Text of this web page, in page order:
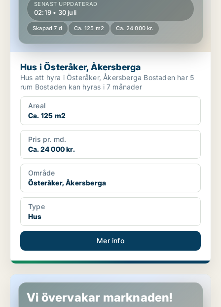
SENAST UPPDATERAD
02:19 • 30 juli
Skapad 7 d Ca. 125 m2 Ca. 24 000 kr.
Hus i Österåker, Åkersberga
Hus att hyra i Österåker, Åkersberga Bostaden har 5
rum Bostaden kan hyras i 7 månader
Areal
Ca. 125 m2
Pris pr. md.
Ca. 24 000 kr.
Område
Österåker, Åkersberga
Type
Hus
Mer info
Hus i Österåker, Åkersberga
Vi övervakar marknaden!